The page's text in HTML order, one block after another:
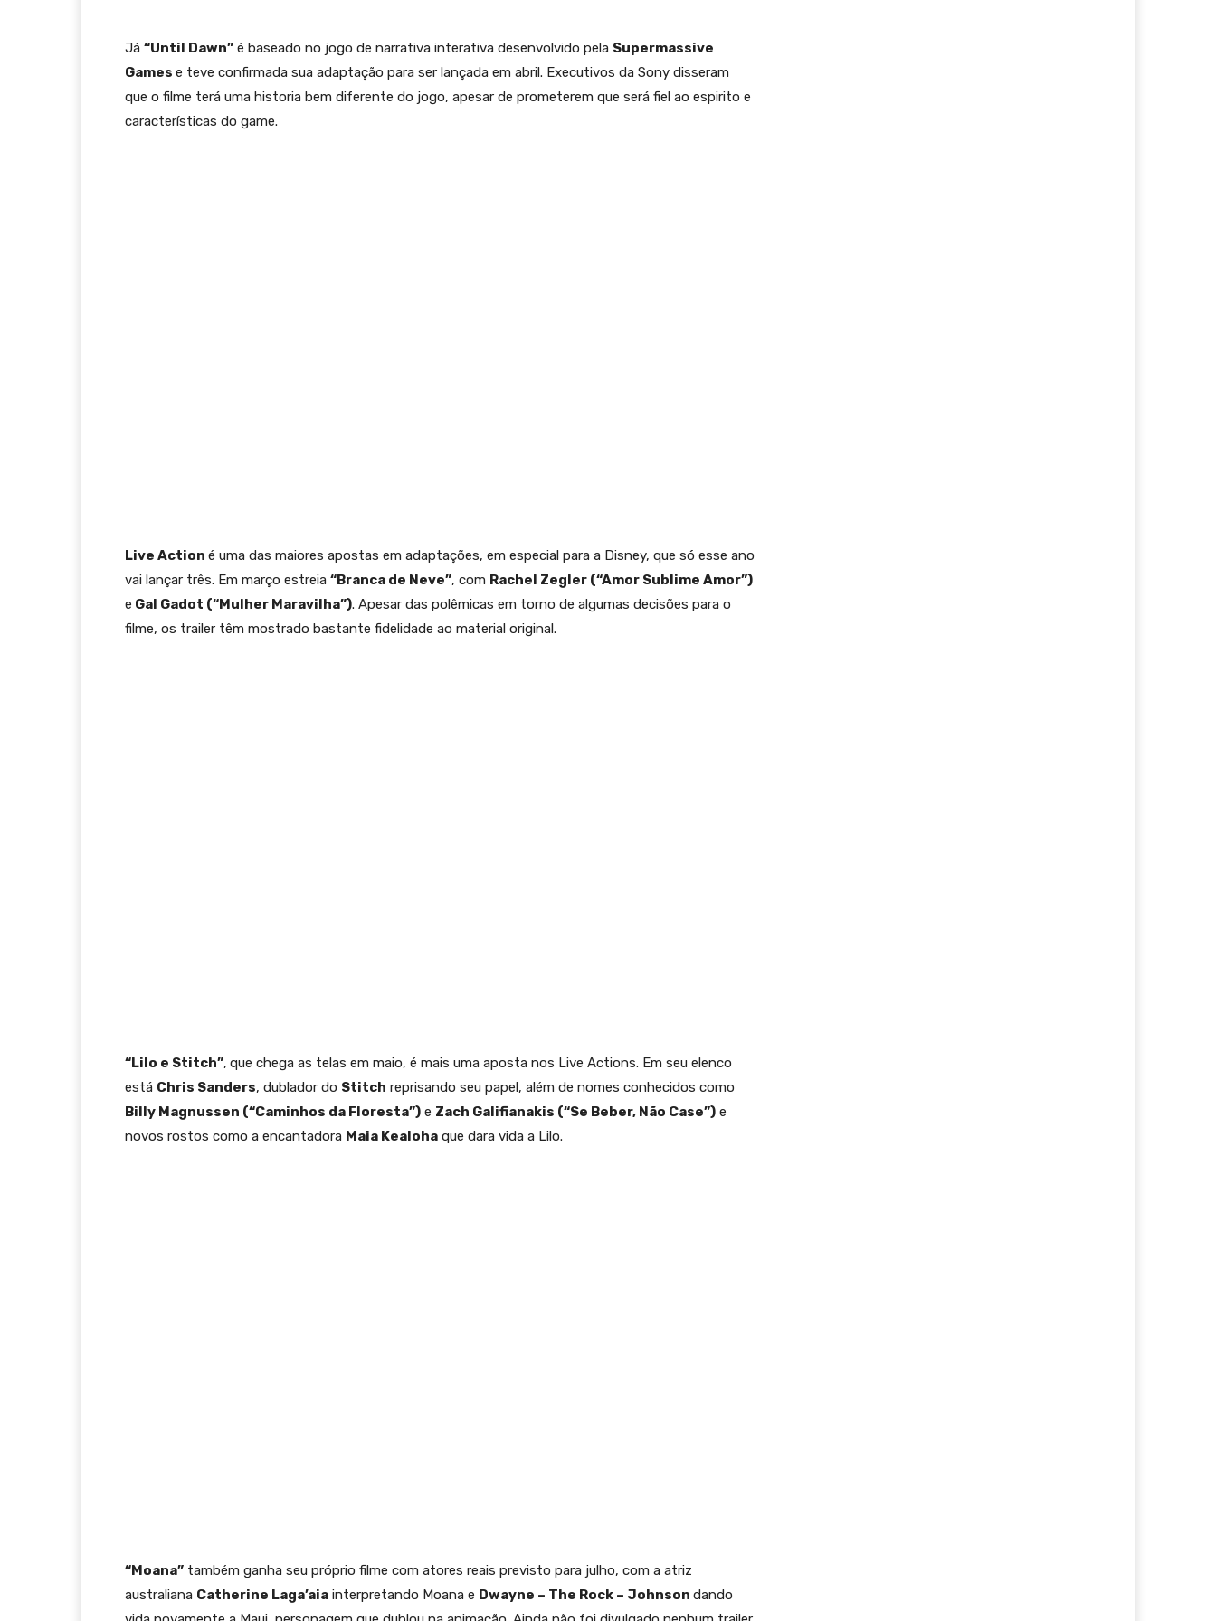
Já “Until Dawn” é baseado no jogo de narrativa interativa desenvolvido pela Supermassive
Games e teve confirmada sua adaptação para ser lançada em abril. Executivos da Sony disseram
que o filme terá uma historia bem diferente do jogo, apesar de prometerem que será fiel ao espirito e
características do game.
Live Action é uma das maiores apostas em adaptações, em especial para a Disney, que só esse ano
vai lançar três. Em março estreia “Branca de Neve”, com Rachel Zegler (“Amor Sublime Amor”)
e Gal Gadot (“Mulher Maravilha”). Apesar das polêmicas em torno de algumas decisões para o
filme, os trailer têm mostrado bastante fidelidade ao material original.
“Lilo e Stitch”, que chega as telas em maio, é mais uma aposta nos Live Actions. Em seu elenco
está Chris Sanders, dublador do Stitch reprisando seu papel, além de nomes conhecidos como
Billy Magnussen (“Caminhos da Floresta”) e Zach Galifianakis (“Se Beber, Não Case”) e
novos rostos como a encantadora Maia Kealoha que dara vida a Lilo.
“Moana” também ganha seu próprio filme com atores reais previsto para julho, com a atriz
australiana Catherine Laga’aia interpretando Moana e Dwayne – The Rock – Johnson dando